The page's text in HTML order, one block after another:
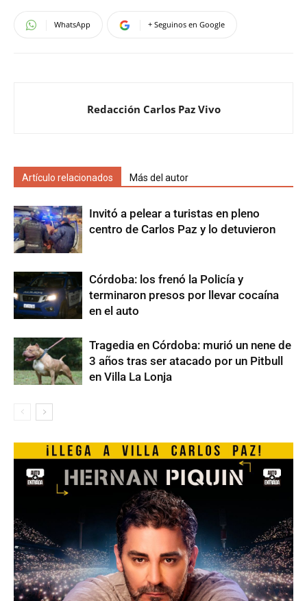
WhatsApp + Seguinos en Google
Redacción Carlos Paz Vivo
Artículo relacionados Más del autor
Invitó a pelear a turistas en pleno
centro de Carlos Paz y lo detuvieron
Córdoba: los frenó la Policía y
terminaron presos por llevar cocaína
en el auto
Tragedia en Córdoba: murió un nene de
3 años tras ser atacado por un Pitbull
en Villa La Lonja